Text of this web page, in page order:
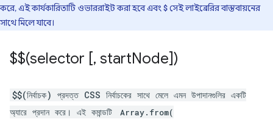
করে, এই কার্যকারিতাটি ওভাররাইট করা হবে এবং$সেই লাইব্রেরির বাস্তবায়নের
সাথে মিলে যাবে।
$$(selector [, startNode])
$$(নির্বাচক) প্রদত্ত CSS নির্বাচকের সাথে মেলে এমন উপাদানগুলির একটি
অ্যারে প্রদান করে। এই কমান্ডটি
Array.from(